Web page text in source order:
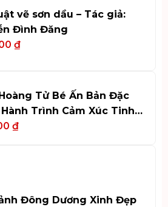
vẽ sơn dầu – Tác giả:
Đình Đăng
₫
Tử Bé Ấn Bản Đặc
Hành Trình Cảm Xúc Tinh
₫
Đông Dương Xinh Đẹp